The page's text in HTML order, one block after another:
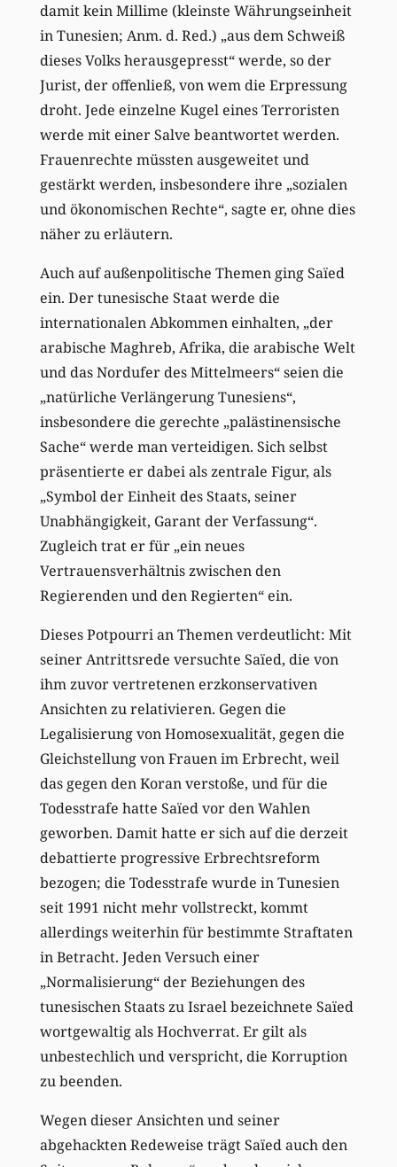
damit kein Millime (kleinste Währungseinheit
in Tunesien; Anm. d. Red.) „aus dem Schweiß
dieses Volks herausgepresst“ werde, so der
Jurist, der offenließ, von wem die Erpressung
droht. Jede einzelne Kugel eines Terroristen
werde mit einer Salve beantwortet werden.
Frauenrechte müssten ausgeweitet und
gestärkt werden, insbesondere ihre „sozialen
und ökonomischen Rechte“, sagte er, ohne dies
näher zu erläutern.
Auch auf außenpolitische Themen ging Saïed
ein. Der tunesische Staat werde die
internationalen Abkommen einhalten, „der
arabische Maghreb, Afrika, die arabische Welt
und das Nordufer des Mittelmeers“ seien die
„natürliche Verlängerung Tunesiens“,
insbesondere die gerechte „palästinensische
Sache“ werde man verteidigen. Sich selbst
präsentierte er dabei als zentrale Figur, als
„Symbol der Einheit des Staats, seiner
Unabhängigkeit, Garant der Verfassung“.
Zugleich trat er für „ein neues
Vertrauensverhältnis zwischen den
Regierenden und den Regierten“ ein.
Dieses Potpourri an Themen verdeutlicht: Mit
seiner Antrittsrede versuchte Saïed, die von
ihm zuvor vertretenen erzkonservativen
Ansichten zu relativieren. Gegen die
Legalisierung von Homosexualität, gegen die
Gleichstellung von Frauen im Erbrecht, weil
das gegen den Koran verstoße, und für die
Todesstrafe hatte Saïed vor den Wahlen
geworben. Damit hatte er sich auf die derzeit
debattierte progressive Erbrechtsreform
bezogen; die Todesstrafe wurde in Tunesien
seit 1991 nicht mehr vollstreckt, kommt
allerdings weiterhin für bestimmte Straftaten
in Betracht. Jeden Versuch einer
„Normalisierung“ der Beziehungen des
tunesischen Staats zu Israel bezeichnete Saïed
wortgewaltig als Hochverrat. Er gilt als
unbestechlich und verspricht, die Korruption
zu beenden.
Wegen dieser Ansichten und seiner
abgehackten Redeweise trägt Saïed auch den